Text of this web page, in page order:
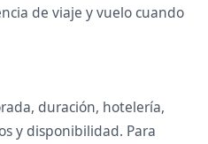
de viaje y vuelo cuando
duración, hotelería,
y disponibilidad. Para